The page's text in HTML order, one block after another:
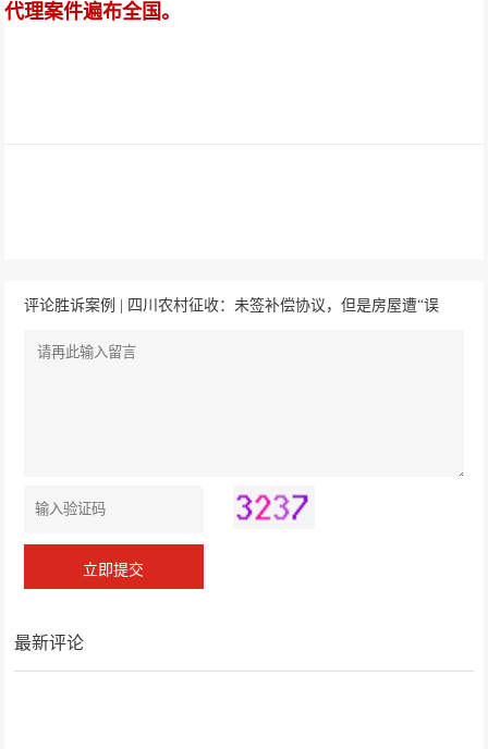
代理案件遍布全国。
评论胜诉案例 | 四川农村征收：未签补偿协议，但是房屋遭“误
拆”？法院：街道强拆违法
最新评论